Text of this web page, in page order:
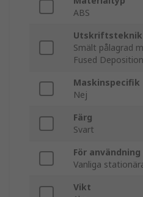
ABS
Utskriftsteknik
Smält pålagrad
Fused
Maskinspecifik
Nej
Färg
Svart
För användning
Vanliga
Vikt